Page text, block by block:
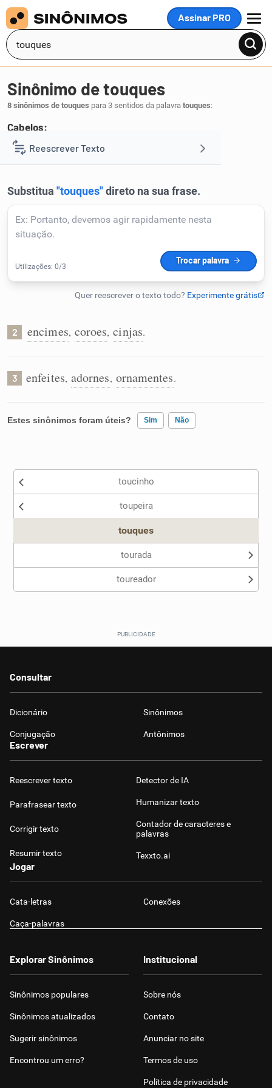
Assinar PRO
MENU
Reescrever Texto
Corrigir Texto
Humanizador de IA
Conexões
Caça-palavras
Sinônimo de touques
8 sinônimos de touques para 3 sentidos da palavra touques:
Cabelos:
1 penteies,componhas
2 encimes, coroes, cinjas.
3 enfeites, adornes, ornamentes.
Estes sinônimos foram úteis? Sim Não
Nenhum dos sinônimos apresentados me ajudou
toucinho
toupeira
touques
tourada
toureador
Consultar
Dicionário Sinônimos
Conjugação Antônimos
Escrever
Reescrever texto
Parafrasear texto
Corrigir texto
Resumir texto
Detector de IA
Humanizar texto
Contador de caracteres e
palavras
Texxto.ai
Jogar
Cata-letras Conexões
Caça-palavras
Explorar Sinônimos
Sinônimos populares
Sinônimos atualizados
Sugerir sinônimos
Encontrou um erro?
Institucional
Sobre nós
Contato
Anunciar no site
Termos de uso
Política de privacidade